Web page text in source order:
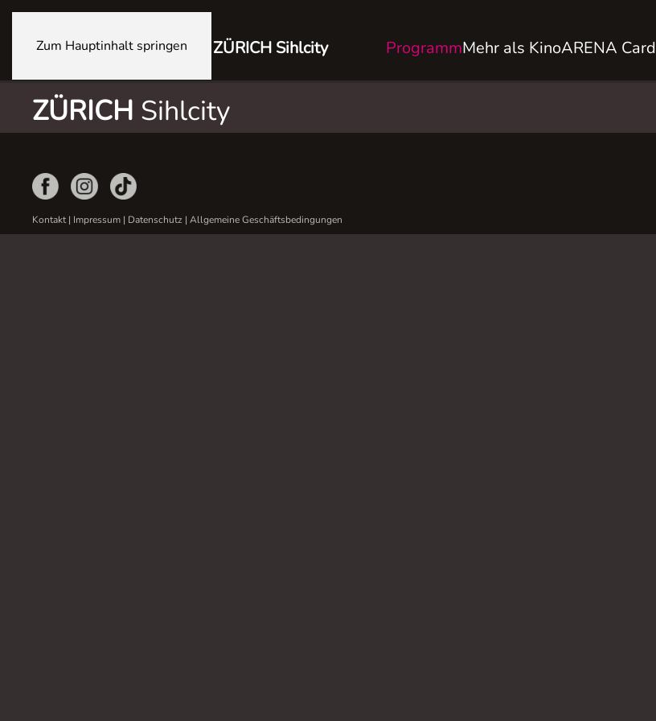
Zum Hauptinhalt springen ZÜRICH Sihlcity ProgrammMehr als KinoARENA Card
ZÜRICH Sihlcity
Kontakt| Impressum | Datenschutz | Allgemeine Geschäftsbedingungen